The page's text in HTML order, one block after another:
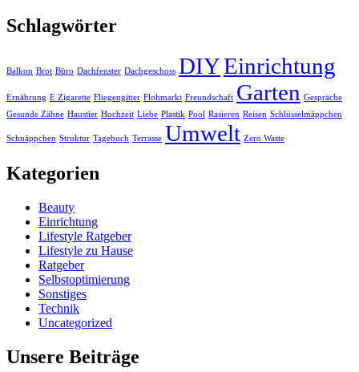
Schlagwörter
Balkon Brot Büro Dachfenster Dachgeschoss DIYEinrichtung
Ernährung E Zigarette Fliegengitter Flohmarkt Freundschaft Garten Gespräche
Gesunde Zähne Haustier Hochzeit Liebe Plastik Pool Rasieren Reisen Schlüsselmäppchen
Schnäppchen Struktur Tagebuch Terrasse Umwelt Zero Waste
Kategorien
Beauty
Einrichtung
Lifestyle Ratgeber
Lifestyle zu Hause
Ratgeber
Selbstoptimierung
Sonstiges
Technik
Uncategorized
Unsere Beiträge